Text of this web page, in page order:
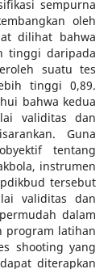
sempurna
oleh
dilihat bahwa
tinggi daripada
suatu tes
tinggi 0,89.
bahwa kedua
validitas dan
Guna
tentang
instrumen
tersebut
validitas dan
dalam
program latihan
shooting yang
diterapkan